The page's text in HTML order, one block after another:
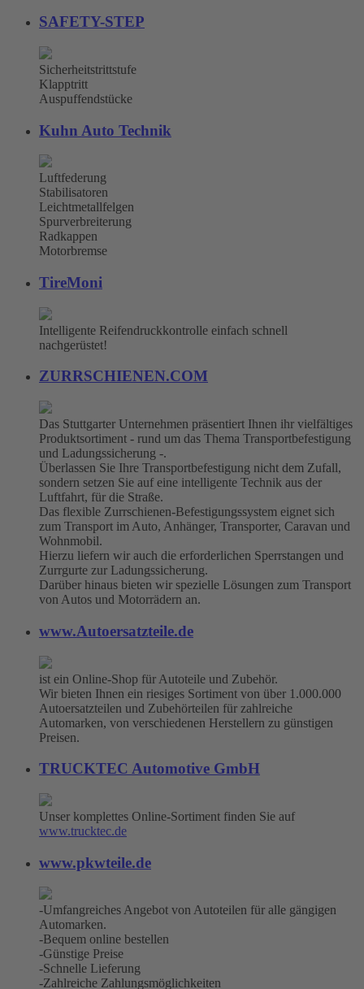
SAFETY-STEP
Sicherheitstrittstufe
Klapptritt
Auspuffendstücke
Kuhn Auto Technik
Luftfederung
Stabilisatoren
Leichtmetallfelgen
Spurverbreiterung
Radkappen
Motorbremse
TireMoni
Intelligente Reifendruckkontrolle einfach schnell
nachgerüstet!
ZURRSCHIENEN.COM
Das Stuttgarter Unternehmen präsentiert Ihnen ihr vielfältiges
Produktsortiment - rund um das Thema Transportbefestigung
und Ladungssicherung -.
Überlassen Sie Ihre Transportbefestigung nicht dem Zufall,
sondern setzen Sie auf eine intelligente Technik aus der
Luftfahrt, für die Straße.
Das flexible Zurrschienen-Befestigungssystem eignet sich
zum Transport im Auto, Anhänger, Transporter, Caravan und
Wohnmobil.
Hierzu liefern wir auch die erforderlichen Sperrstangen und
Zurrgurte zur Ladungssicherung.
Darüber hinaus bieten wir spezielle Lösungen zum Transport
von Autos und Motorrädern an.
www.Autoersatzteile.de
ist ein Online-Shop für Autoteile und Zubehör.
Wir bieten Ihnen ein riesiges Sortiment von über 1.000.000
Autoersatzteilen und Zubehörteilen für zahlreiche
Automarken, von verschiedenen Herstellern zu günstigen
Preisen.
TRUCKTEC Automotive GmbH
Unser komplettes Online-Sortiment finden Sie auf
www.trucktec.de
www.pkwteile.de
-Umfangreiches Angebot von Autoteilen für alle gängigen
Automarken.
-Bequem online bestellen
-Günstige Preise
-Schnelle Lieferung
-Zahlreiche Zahlungsmöglichkeiten